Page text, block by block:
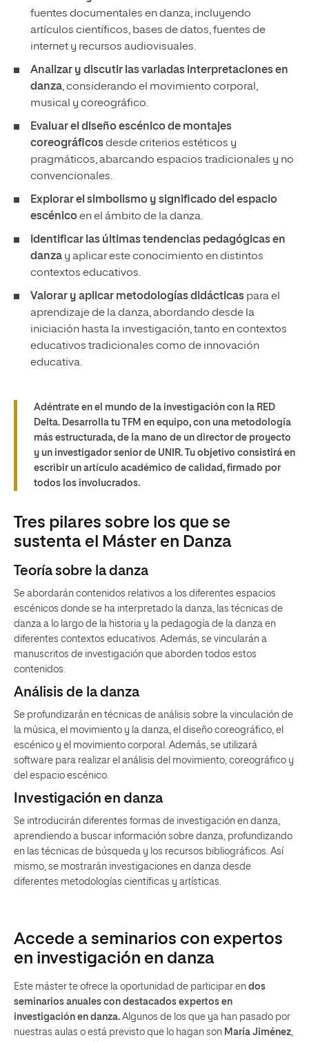
fuentes documentales en danza, incluyendo
artículos científicos, bases de datos, fuentes de
internet y recursos audiovisuales.
Analizar y discutir las variadas interpretaciones en
danza, considerando el movimiento corporal,
musical y coreográfico.
Evaluar el diseño escénico de montajes
coreográficosdesde criterios estéticos y
pragmáticos, abarcando espacios tradicionales y no
convencionales.
Explorar el simbolismo y significado del espacio
escénicoen el ámbito de la danza.
Identificar las últimas tendencias pedagógicas en
danza y aplicar este conocimiento en distintos
contextos educativos.
Valorar y aplicar metodologías didácticas para el
aprendizaje de la danza, abordando desde la
iniciación hasta la investigación, tanto en contextos
educativos tradicionales como de innovación
educativa.
Adéntrate en el mundo de la investigación con la RED
Delta. Desarrolla tu TFM en equipo, con una metodología
más estructurada, de la mano de un director de proyecto
y un investigador senior de UNIR. Tu objetivo consistirá en
escribir un artículo académico de calidad, firmado por
todos los involucrados.
Tres pilares sobre los que se
sustenta el Máster en Danza
Teoría sobre la danza
Se abordarán contenidos relativos a los diferentes espacios
escénicos donde se ha interpretado la danza, las técnicas de
danza a lo largo de la historia y la pedagogía de la danza en
diferentes contextos educativos. Además, se vincularán a
manuscritos de investigación que aborden todos estos
contenidos.
Análisis de la danza
Se profundizarán en técnicas de análisis sobre la vinculación de
la música, el movimiento y la danza, el diseño coreográfico, el
escénico y el movimiento corporal. Además, se utilizará
software para realizar el análisis del movimiento, coreográfico y
del espacio escénico.
Investigación en danza
Se introducirán diferentes formas de investigación en danza,
aprendiendo a buscar información sobre danza, profundizando
en las técnicas de búsqueda y los recursos bibliográficos. Así
mismo, se mostrarán investigaciones en danza desde
diferentes metodologías científicas y artísticas.
Accede a seminarios con expertos
en investigación en danza
Este máster te ofrece la oportunidad de participar en dos
seminarios anuales con destacados expertos en
investigación en danza. Algunos de los que ya han pasado por
nuestras aulas o está previsto que lo hagan son María Jiménez,